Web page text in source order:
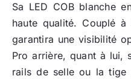
Sa LED COB blanche
haute qualité. Couplé
garantira une visibilité
Pro arrière, quant à lui,
rails de selle ou la